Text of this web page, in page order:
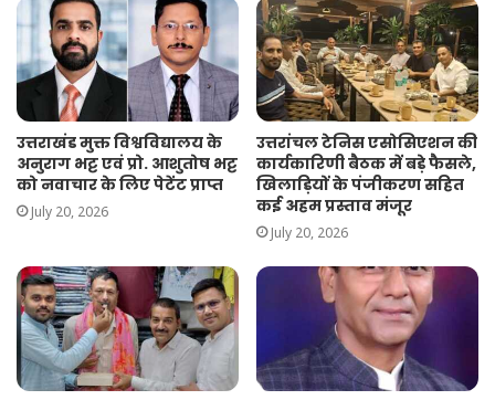
उत्तराखंड मुक्त विश्वविद्यालय के
अनुराग भट्ट एवं प्रो. आशुतोष भट्ट
को नवाचार के लिए पेटेंट प्राप्त
July 20, 2026
उत्तरांचल टेनिस एसोसिएशन की
कार्यकारिणी बैठक में बड़े फैसले,
खिलाड़ियों के पंजीकरण सहित
कई अहम प्रस्ताव मंजूर
July 20, 2026